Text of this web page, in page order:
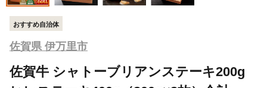
おすすめ自治体
佐賀県 伊万里市
佐賀牛 シャトーブリアンステーキ200g